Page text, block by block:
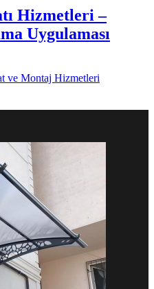
Hizmetleri –
Uygulaması
ve Montaj Hizmetleri